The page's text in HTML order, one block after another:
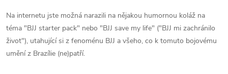
Na internetu jste možná narazili na nějakou humornou koláž na
téma "BJJ starter pack" nebo "BJJ save my life" ("BJJ mi zachránilo
život"), utahující si z fenoménu BJJ a všeho, co k tomuto bojovému
umění z Brazílie (ne)patří.